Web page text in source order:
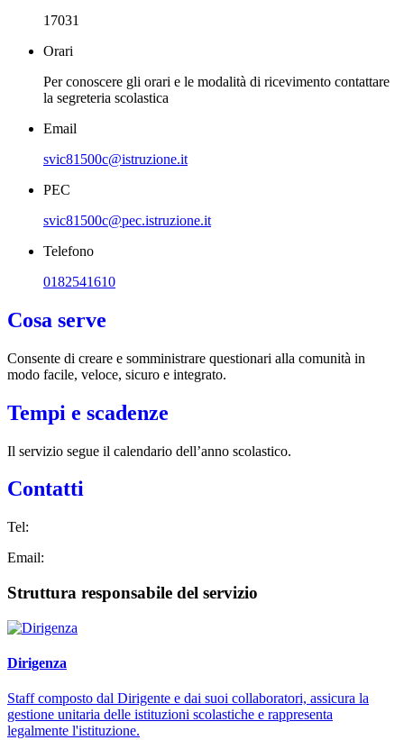
17031
Orari
Per conoscere gli orari e le modalità di ricevimento contattare
la segreteria scolastica
Email
svic81500c@istruzione.it
PEC
svic81500c@pec.istruzione.it
Telefono
0182541610
Cosa serve
Consente di creare e somministrare questionari alla comunità in
modo facile, veloce, sicuro e integrato.
Tempi e scadenze
Il servizio segue il calendario dell’anno scolastico.
Contatti
Tel:
Email:
Struttura responsabile del servizio
Dirigenza
Staff composto dal Dirigente e dai suoi collaboratori, assicura la
gestione unitaria delle istituzioni scolastiche e rappresenta
legalmente l'istituzione.